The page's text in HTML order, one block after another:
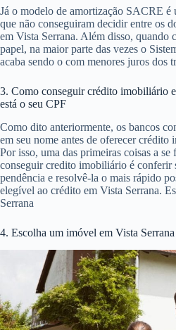
Já o modelo de amortização SACRE é
que não conseguiram decidir entre os
em Vista Serrana. Além disso, quando
papel, na maior parte das vezes o
acaba sendo o com menores juros dos
3. Como conseguir crédito imobiliário
está o seu CPF
Como dito anteriormente, os bancos
em seu nome antes de oferecer
Por isso, uma das primeiras coisas a
conseguir credito imobiliário é conferir
pendência e resolvê-la o mais rápido
elegível ao crédito em Vista Serrana.
Serrana
4. Escolha um imóvel em Vista Serrana